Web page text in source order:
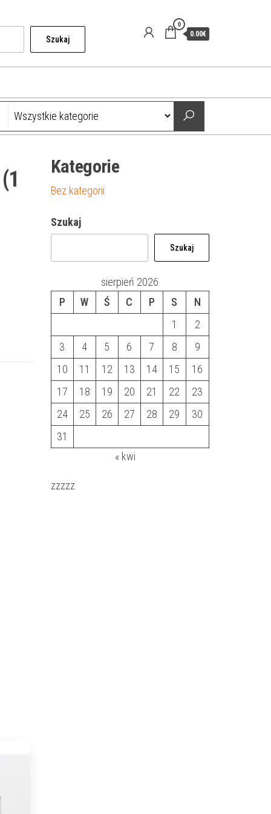
Szukaj
0
0.00€
Kategorie
Bez kategorii
Szukaj
Szukaj
sierpień 2026
P
W Ś C P S
N
1
2
3
4 5 6 7 8
9
10
11 12 13 14 15
16
17
18 19 20 21 22
23
24
25 26 27 28 29
30
31
« kwi
zzzzz